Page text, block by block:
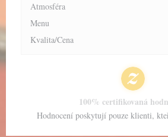
Atmosféra
Menu
Kvalita/Cena
100% certifikovaná
Hodnocení poskytují pouze klienti,